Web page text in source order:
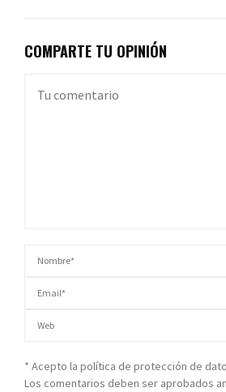
COMPARTE TU OPINIÓN
* Acepto la política de protección de
Los comentarios deben ser aprobados